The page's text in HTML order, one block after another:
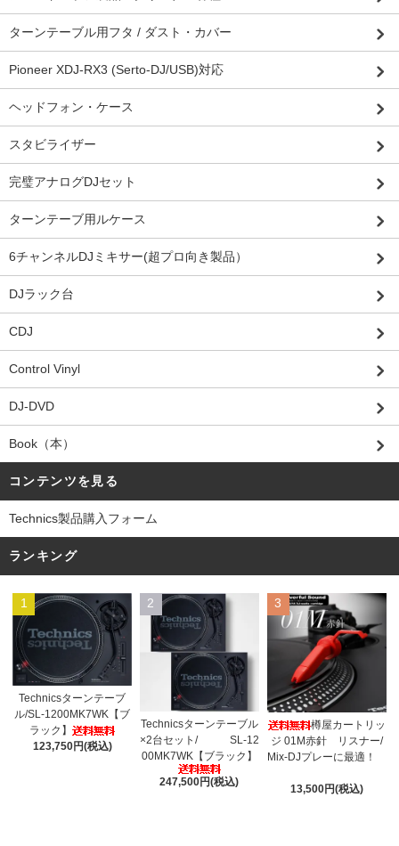
ターンテーブル用フタ / ダスト・カバー
Pioneer XDJ-RX3 (Serto-DJ/USB)対応
ヘッドフォン・ケース
スタビライザー
完璧アナログDJセット
ターンテーブ用ルケース
6チャンネルDJミキサー(超プロ向き製品）
DJラック台
CDJ
Control Vinyl
DJ-DVD
Book（本）
コンテンツを見る
Technics製品購入フォーム
ランキング
1
Technicsターンテーブ
ル/SL-1200MK7WK【ブ
ラック】
123,750円(税込)
2
Technicsターンテーブル
×2台セット/ SL-12
00MK7WK【ブラック】
247,500円(税込)
3
樽屋カートリッ
ジ 01M赤針 リスナー/
Mix-DJプレーに最適！
13,500円(税込)